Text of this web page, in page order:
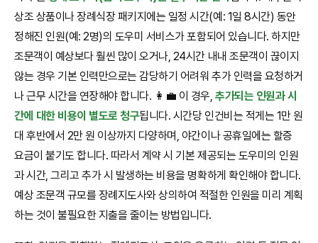
상조 상품이나 장례식장 패키지에는 일정 시간(예: 1일 8시간) 동안
정해진 인원(예: 2명)의 도우미 서비스가 포함되어 있습니다. 하지만
조문객이 예상보다 훨씬 많이 오거나, 24시간 내내 조문객이 끊이지
않는 경우 기본 인력만으로는 감당하기 어려워 추가 인력을 요청하거
나 근무 시간을 연장해야 합니다. 👩‍💼 이 경우,추가되는 인원과 시
간에 대한 비용이 별도로 청구됩니다. 시간당 인건비는 적게는 1만 원
대 후반에서 2만 원 이상까지 다양하며, 야간이나 공휴일에는 할증
요금이 붙기도 합니다. 따라서 계약 시 기본 제공되는 도우미의 인원
과 시간, 그리고 추가 시 발생하는 비용을 명확하게 확인해야 합니다.
예상 조문객 규모를 장례지도사와 상의하여 적절한 인원을 미리 계획
하는 것이 불필요한 지출을 줄이는 방법입니다.